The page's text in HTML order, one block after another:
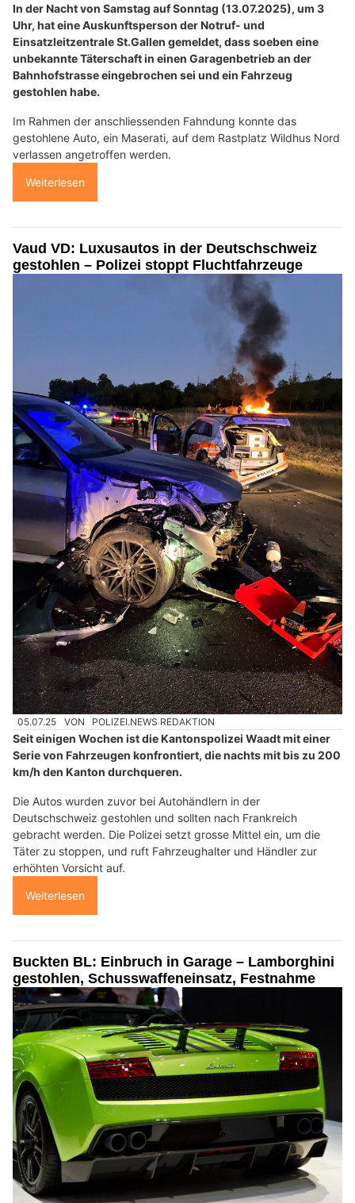
In der Nacht von Samstag auf Sonntag (13.07.2025), um 3
Uhr, hat eine Auskunftsperson der Notruf- und
Einsatzleitzentrale St.Gallen gemeldet, dass soeben eine
unbekannte Täterschaft in einen Garagenbetrieb an der
Bahnhofstrasse eingebrochen sei und ein Fahrzeug
gestohlen habe.
Im Rahmen der anschliessenden Fahndung konnte das
gestohlene Auto, ein Maserati, auf dem Rastplatz Wildhus Nord
verlassen angetroffen werden.
Weiterlesen
Vaud VD: Luxusautos in der Deutschschweiz
gestohlen – Polizei stoppt Fluchtfahrzeuge
05.07.25 VON POLIZEI.NEWS REDAKTION
Seit einigen Wochen ist die Kantonspolizei Waadt mit einer
Serie von Fahrzeugen konfrontiert, die nachts mit bis zu 200
km/h den Kanton durchqueren.
Die Autos wurden zuvor bei Autohändlern in der
Deutschschweiz gestohlen und sollten nach Frankreich
gebracht werden. Die Polizei setzt grosse Mittel ein, um die
Täter zu stoppen, und ruft Fahrzeughalter und Händler zur
erhöhten Vorsicht auf.
Weiterlesen
Buckten BL: Einbruch in Garage – Lamborghini
gestohlen, Schusswaffeneinsatz, Festnahme